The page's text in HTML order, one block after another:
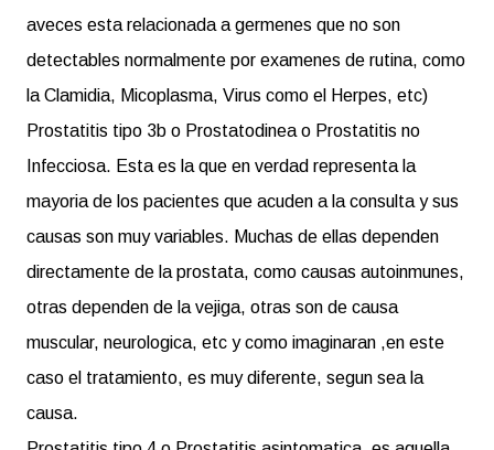
aveces esta relacionada a germenes que no son
detectables normalmente por examenes de rutina, como
la Clamidia, Micoplasma, Virus como el Herpes, etc)
Prostatitis tipo 3b o Prostatodinea o Prostatitis no
Infecciosa. Esta es la que en verdad representa la
mayoria de los pacientes que acuden a la consulta y sus
causas son muy variables. Muchas de ellas dependen
directamente de la prostata, como causas autoinmunes,
otras dependen de la vejiga, otras son de causa
muscular, neurologica, etc y como imaginaran ,en este
caso el tratamiento, es muy diferente, segun sea la
causa.